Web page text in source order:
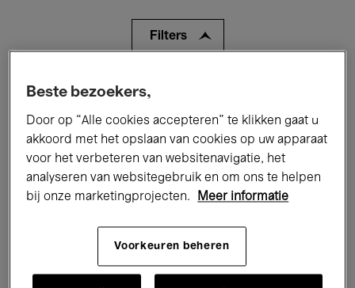
Filters
Alle evenementen
Tentoonstellingen Films
Performances Lezingen & Debatten
Jazz Klassieke Muziek Global Music
Beste bezoekers,
Door op “Alle cookies accepteren” te klikken gaat u
akkoord met het opslaan van cookies op uw apparaat
voor het verbeteren van websitenavigatie, het
analyseren van websitegebruik en om ons te helpen
bij onze marketingprojecten.
Meer informatie
Voorkeuren beheren